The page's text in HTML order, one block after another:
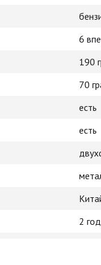
6
190
70
есть
есть
2